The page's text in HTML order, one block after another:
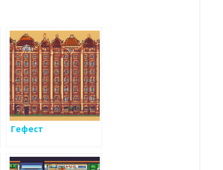
Гефест